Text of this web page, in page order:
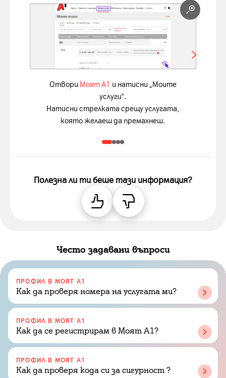
Отвори Моят А1 и натисни „Моите
услуги".
Натисни стрелката срещу услугата,
която желаеш да премахнеш.
Полезна ли ти беше тази информация?
Често задавани въпроси
ПРОФИЛ В МОЯТ А1
Как да проверя номера на услугата ми?
ПРОФИЛ В МОЯТ А1
Как да се регистрирам в Моят А1?
ПРОФИЛ В МОЯТ А1
Как да проверя кода си за сигурност ?